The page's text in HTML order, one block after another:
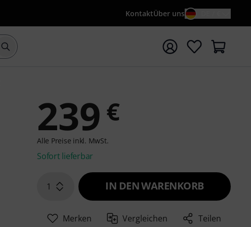
KontaktÜber uns
Suche mit Suchwort {searchTerm} starten
239 €
Alle Preise inkl. MwSt.
Sofort lieferbar
1 IN DEN WARENKORB
Merken Vergleichen Teilen